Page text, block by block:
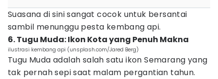
Suasana di sini sangat cocok untuk bersantai
sambil menunggu pesta kembang api.
6. Tugu Muda: Ikon Kota yang Penuh Makna
ilustrasi kembang api (unsplash.com/Jared Berg)
Tugu Muda adalah salah satu ikon Semarang yang
tak pernah sepi saat malam pergantian tahun.